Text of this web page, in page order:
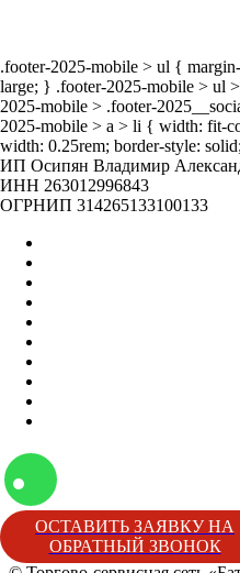
.footer-2025-mobile > ul {
large; } .footer-2025-mobile > ul
2025-mobile > .footer-
2025-mobile > a > li { width: fit-
width: 0.25rem; border-style:
ИП Осипян Владимир
ИНН 263012996843
ОГРНИП 314265133100133
ОСТАВИТЬ ЗАЯВКУ НА
ОБРАТНЫЙ ЗВОНОК